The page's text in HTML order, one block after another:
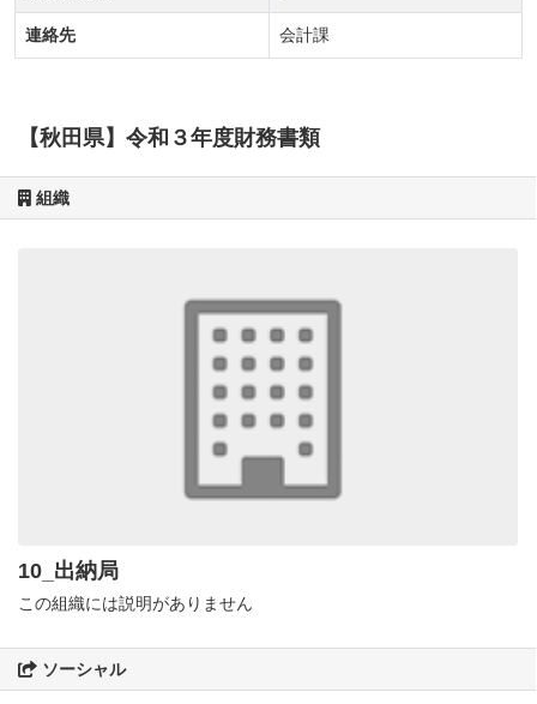
【秋田県】令和３年度財務書類
組織
10_出納局
この組織には説明がありません
ソーシャル
連絡先 会計課